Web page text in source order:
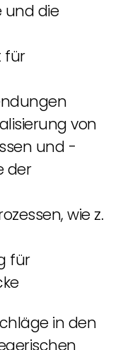
und die
für
von
und -
der
wie z.
für
in den